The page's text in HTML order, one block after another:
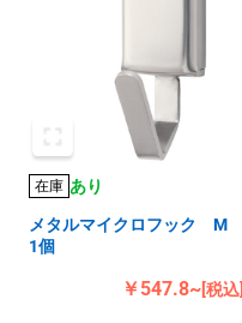
在庫 あり
メタルマイクロフック M
1個
￥547.8~[税込]